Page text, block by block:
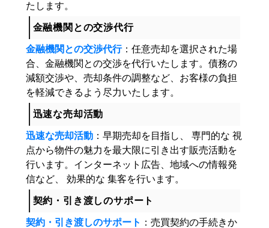
たします。
金融機関との交渉代行
金融機関との交渉代行：任意売却を選択された場
合、金融機関との交渉を代行いたします。債務の
減額交渉や、売却条件の調整など、お客様の負担
を軽減できるよう尽力いたします。
迅速な売却活動
迅速な売却活動：早期売却を目指し、 専門的な 視
点から物件の魅力を最大限に引き出す販売活動を
行います。インターネット広告、地域への情報発
信など、 効果的な 集客を行います。
契約・引き渡しのサポート
契約・引き渡しのサポート ：売買契約の手続きか